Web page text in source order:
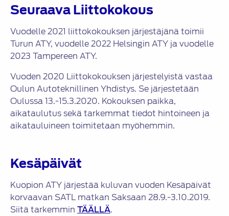
Seuraava Liittokokous
Vuodelle 2021 liittokokouksen järjestäjänä toimii
Turun ATY, vuodelle 2022 Helsingin ATY ja vuodelle
2023 Tampereen ATY.
Vuoden 2020 Liittokokouksen järjestelyistä vastaa
Oulun Autoteknillinen Yhdistys. Se järjestetään
Oulussa 13.-15.3.2020. Kokouksen paikka,
aikataulutus sekä tarkemmat tiedot hintoineen ja
aikatauluineen toimitetaan myöhemmin.
Kesäpäivät
Kuopion ATY järjestää kuluvan vuoden Kesäpäivät
korvaavan SATL matkan Saksaan 28.9.-3.10.2019.
Siitä tarkemmin TÄÄLLÄ.